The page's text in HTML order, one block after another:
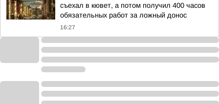
съехал в кювет, а потом получил 400 часов
обязательных работ за ложный донос
16:27